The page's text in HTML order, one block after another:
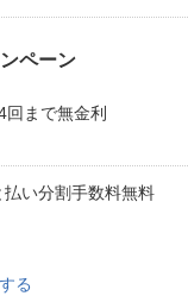
ペーン
まで無金利
い分割手数料無料
る